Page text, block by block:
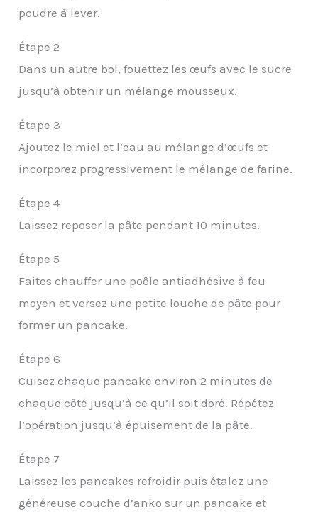
poudre à lever.
Étape 2
Dans un autre bol, fouettez les œufs avec le sucre
jusqu’à obtenir un mélange mousseux.
Étape 3
Ajoutez le miel et l’eau au mélange d’œufs et
incorporez progressivement le mélange de farine.
Étape 4
Laissez reposer la pâte pendant 10 minutes.
Étape 5
Faites chauffer une poêle antiadhésive à feu
moyen et versez une petite louche de pâte pour
former un pancake.
Étape 6
Cuisez chaque pancake environ 2 minutes de
chaque côté jusqu’à ce qu’il soit doré. Répétez
l’opération jusqu’à épuisement de la pâte.
Étape 7
Laissez les pancakes refroidir puis étalez une
généreuse couche d’anko sur un pancake et